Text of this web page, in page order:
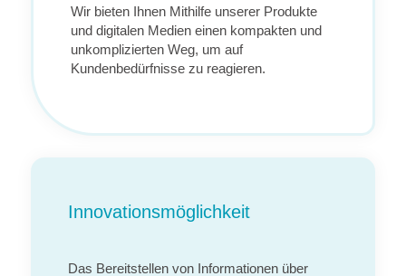
Wir bieten Ihnen Mithilfe unserer Produkte
und digitalen Medien einen kompakten und
unkomplizierten Weg, um auf
Kundenbedürfnisse zu reagieren.
Innovationsmöglichkeit
Das Bereitstellen von Informationen über